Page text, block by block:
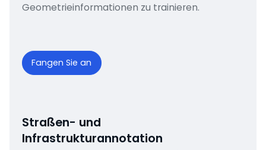
Geometrieinformationen zu trainieren.
Fangen Sie an
Straßen- und
Infrastrukturannotation